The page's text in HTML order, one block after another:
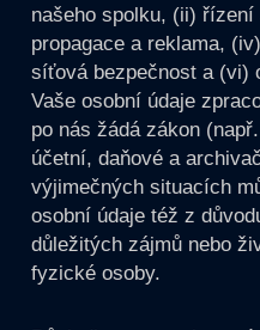
našeho spolku, (ii)
propagace a reklama,
síťová bezpečnost a (vi)
Vaše osobní údaje
po nás žádá zákon
účetní, daňové a
výjimečných situacích
osobní údaje též z
důležitých zájmů nebo
fyzické osoby.